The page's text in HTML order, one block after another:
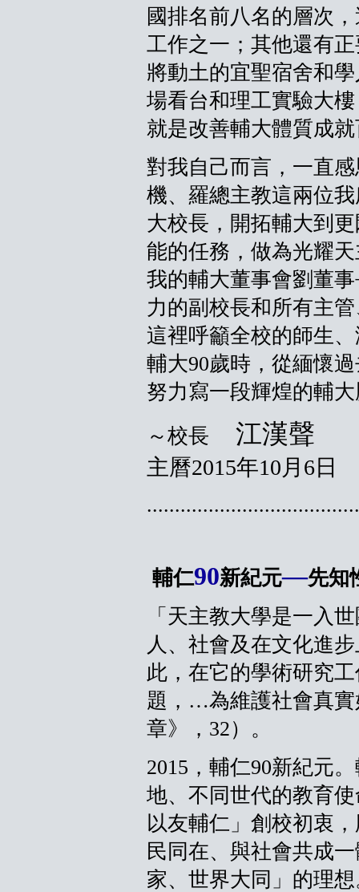
國排名前八名的層次
工作之一；其他還有
將動土的宜聖宿舍和
場看台和理工實驗大
就是改善輔大體質成
對我自己而言，一直
機、羅總主教這兩位
大校長，開拓輔大到
能的任務，做為光耀
我的輔大董事會劉董
力的副校長和所有主
這裡呼籲全校的師生
輔大90歲時，從緬懷
努力寫一段輝煌的輔
～校長 江漢聲
主曆2015年10月6日
輔仁90新紀元—先知
「天主教大學是一入
人、社會及在文化進
此，在它的學術研究
題，…為維護社會真實
章》，32）。
2015，輔仁90新紀元
地、不同世代的教育
以友輔仁」創校初衷
民同在、與社會共成
家、世界大同」的理